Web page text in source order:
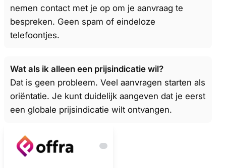
nemen contact met je op om je aanvraag te
bespreken. Geen spam of eindeloze
telefoontjes.
Wat als ik alleen een prijsindicatie wil?
Dat is geen probleem. Veel aanvragen starten als
oriëntatie. Je kunt duidelijk aangeven dat je eerst
een globale prijsindicatie wilt ontvangen.